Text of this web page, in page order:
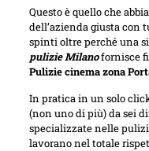
Questo è quello che
dell’azienda giusta con
spinti oltre perché una
pulizie Milanofornisce
Pulizie cinema zona
In pratica in un solo
(non uno di più) da sei
specializzate nelle
lavorano nel totale